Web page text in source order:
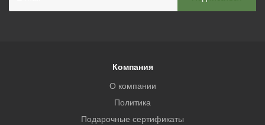
Компания
О компании
Политика
Подарочные сертификаты